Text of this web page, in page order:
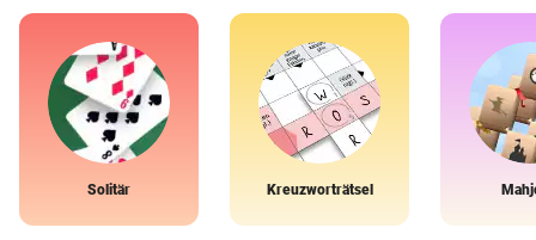
Solitär Kreuzworträtsel